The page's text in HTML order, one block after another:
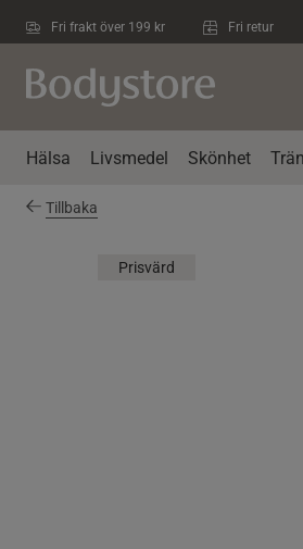
Fri frakt över 199 kr Fri retur
Hälsa Livsmedel Skönhet
Tillbaka
Prisvärd